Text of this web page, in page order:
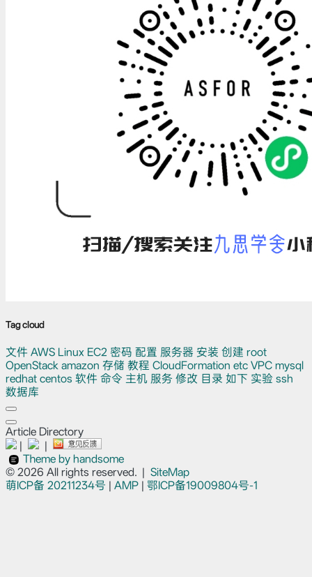
Tag cloud
文件 AWS Linux EC2 密码 配置 服务器 安装 创建 root
OpenStack amazon 存储 教程 CloudFormation etc VPC mysql
redhat centos 软件 命令 主机 服务 修改 目录 如下 实验 ssh
数据库
Article Directory
|
|
Theme by handsome
© 2026 All rights reserved. | SiteMap
萌ICP备 20211234号 | AMP | 鄂ICP备19009804号-1